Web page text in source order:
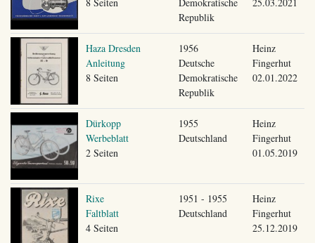
Republik
Haza Dresden
Anleitung
8 Seiten
1956
Deutsche
Demokratische
Republik
Heinz
Fingerhut
02.01.2022
Dürkopp
Werbeblatt
2 Seiten
1955
Deutschland
Heinz
Fingerhut
01.05.2019
Rixe
Faltblatt
4 Seiten
1951 - 1955
Deutschland
Heinz
Fingerhut
25.12.2019